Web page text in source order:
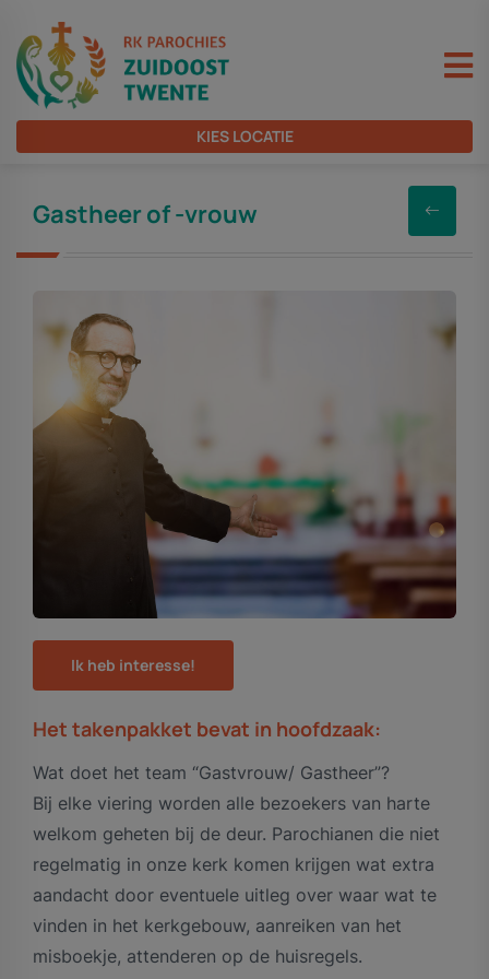
KIES LOCATIE
Gastheer of -vrouw
Ik heb interesse!
Het takenpakket bevat in hoofdzaak:
Wat doet het team “Gastvrouw/ Gastheer”?
Bij elke viering worden alle bezoekers van harte
welkom geheten bij de deur. Parochianen die niet
regelmatig in onze kerk komen krijgen wat extra
aandacht door eventuele uitleg over waar wat te
vinden in het kerkgebouw, aanreiken van het
misboekje, attenderen op de huisregels.